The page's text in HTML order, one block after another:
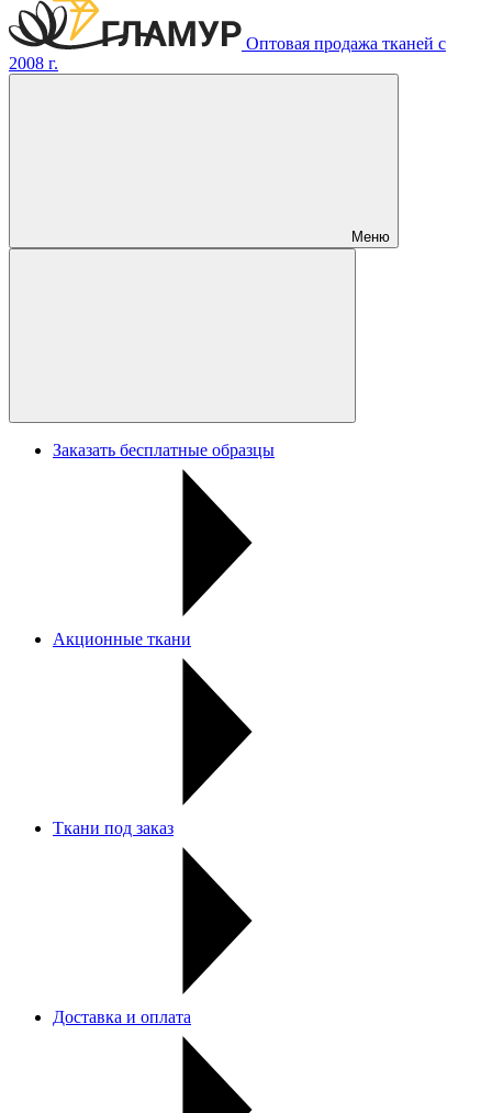
Оптовая продажа тканей с
2008 г.
Меню
Заказать бесплатные образцы
Акционные ткани
Ткани под заказ
Доставка и оплата